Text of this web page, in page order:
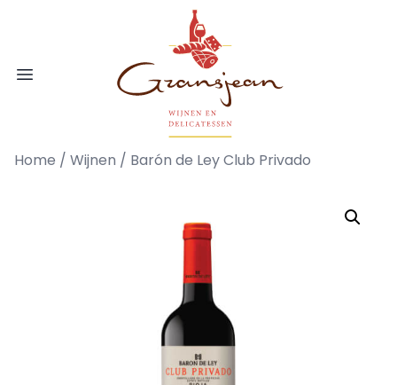
Open menu
Gransjean - Wijn - Broodjes -
Home / Wijnen / Barón de Ley Club Privado